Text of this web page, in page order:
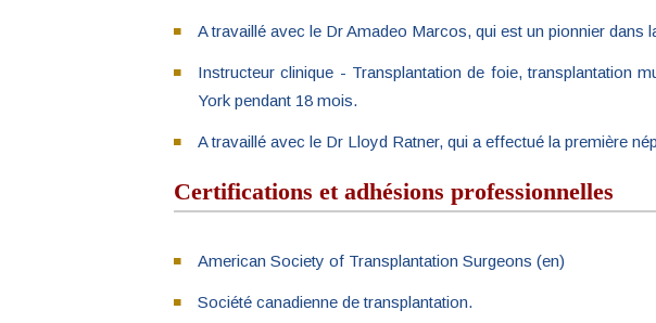
A travaillé avec le Dr Amadeo Marcos, qui est un pionnier
Instructeur clinique - Transplantation de foie, transplantation
York pendant 18 mois.
A travaillé avec le Dr Lloyd Ratner, qui a effectué la première
Certifications et adhésions professionnelles
American Society of Transplantation Surgeons (en)
Société canadienne de transplantation.